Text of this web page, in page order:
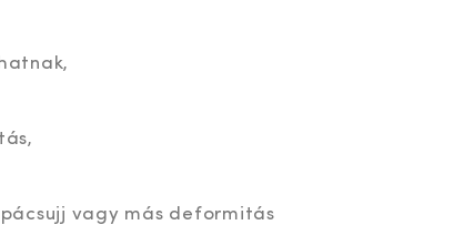
vagy más deformitás